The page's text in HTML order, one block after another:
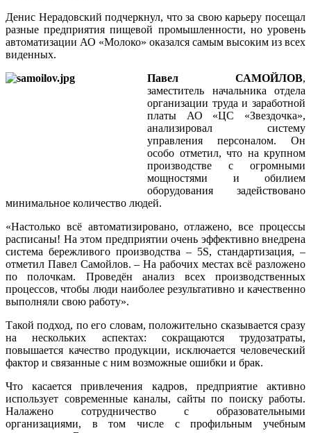
Денис Нерадовский подчеркнул, что за свою карьеру посещал
разные предприятия пищевой промышленности, но уровень
автоматизации АО «Молоко» оказался самым высоким из всех
виденных.
Павел САМОЙЛОВ,
заместитель начальника отдела
организации труда и заработной
платы АО «ЦС «Звездочка»,
анализировал систему
управления персоналом. Он
особо отметил, что на крупном
производстве с огромными
мощностями и обилием
оборудования задействовано
минимальное количество людей.
«Настолько всё автоматизировано, отлажено, все процессы
расписаны! На этом предприятии очень эффективно внедрена
система бережливого производства – 5S, стандартизация, –
отметил Павел Самойлов. – На рабочих местах всё разложено
по полочкам. Проведён анализ всех производственных
процессов, чтобы люди наиболее результативно и качественно
выполняли свою работу».
Такой подход, по его словам, положительно сказывается сразу
на нескольких аспектах: сокращаются трудозатраты,
повышается качество продукции, исключается человеческий
фактор и связанные с ним возможные ошибки и брак.
Что касается привлечения кадров, предприятие активно
использует современные каналы, сайты по поиску работы.
Налажено сотрудничество с образовательными
организациями, в том числе с профильным учебным